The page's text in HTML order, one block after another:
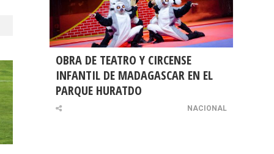
OBRA DE TEATRO Y CIRCENSE
INFANTIL DE MADAGASCAR EN EL
PARQUE HURATDO
NACIONAL